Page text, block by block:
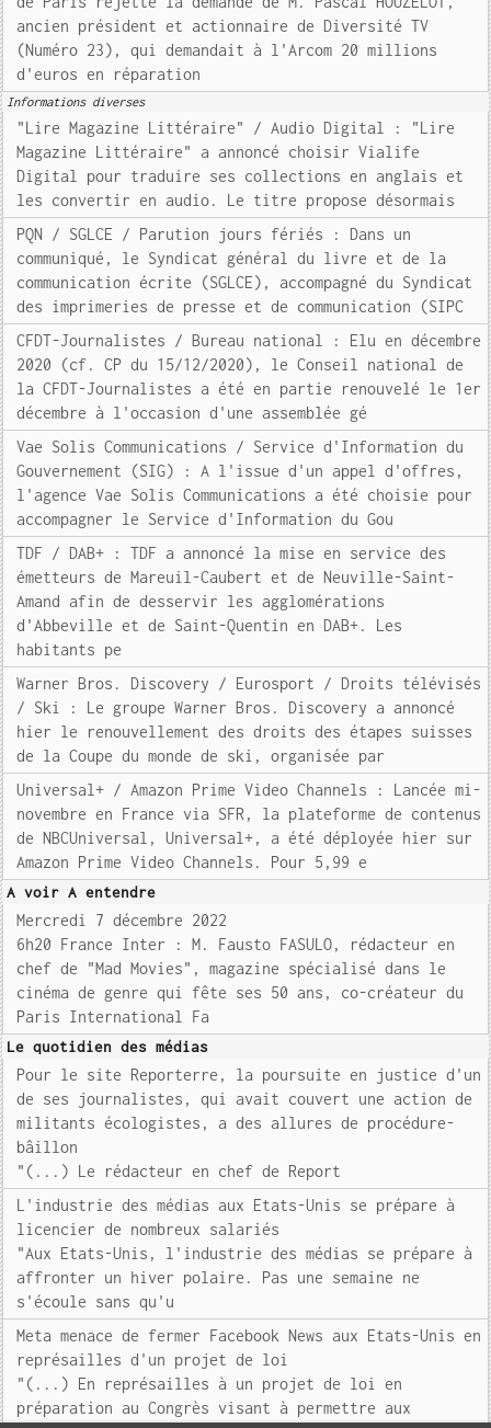
ancien président et actionnaire de Diversité TV
(Numéro 23), qui demandait à l'Arcom 20 millions
d'euros en réparation
Informations diverses
"Lire Magazine Littéraire" / Audio Digital : "Lire
Magazine Littéraire" a annoncé choisir Vialife
Digital pour traduire ses collections en anglais et
les convertir en audio. Le titre propose désormais
PQN / SGLCE / Parution jours fériés : Dans un
communiqué, le Syndicat général du livre et de la
communication écrite (SGLCE), accompagné du Syndicat
des imprimeries de presse et de communication (SIPC
CFDT-Journalistes / Bureau national : Elu en décembre
2020 (cf. CP du 15/12/2020), le Conseil national de
la CFDT-Journalistes a été en partie renouvelé le 1er
décembre à l'occasion d'une assemblée gé
Vae Solis Communications / Service d'Information du
Gouvernement (SIG) : A l'issue d'un appel d'offres,
l'agence Vae Solis Communications a été choisie pour
accompagner le Service d'Information du Gou
TDF / DAB+ : TDF a annoncé la mise en service des
émetteurs de Mareuil-Caubert et de Neuville-Saint-
Amand afin de desservir les agglomérations
d'Abbeville et de Saint-Quentin en DAB+. Les
habitants pe
Warner Bros. Discovery / Eurosport / Droits télévisés
/ Ski : Le groupe Warner Bros. Discovery a annoncé
hier le renouvellement des droits des étapes suisses
de la Coupe du monde de ski, organisée par
Universal+ / Amazon Prime Video Channels : Lancée mi-
novembre en France via SFR, la plateforme de contenus
de NBCUniversal, Universal+, a été déployée hier sur
Amazon Prime Video Channels. Pour 5,99 e
A voir A entendre
Mercredi 7 décembre 2022
6h20 France Inter : M. Fausto FASULO, rédacteur en
chef de "Mad Movies", magazine spécialisé dans le
cinéma de genre qui fête ses 50 ans, co-créateur du
Paris International Fa
Le quotidien des médias
Pour le site Reporterre, la poursuite en justice d'un
de ses journalistes, qui avait couvert une action de
militants écologistes, a des allures de procédure-
bâillon
"(...) Le rédacteur en chef de Report
L'industrie des médias aux Etats-Unis se prépare à
licencier de nombreux salariés
"Aux Etats-Unis, l'industrie des médias se prépare à
affronter un hiver polaire. Pas une semaine ne
s'écoule sans qu'u
Meta menace de fermer Facebook News aux Etats-Unis en
représailles d'un projet de loi
"(...) En représailles à un projet de loi en
préparation au Congrès visant à permettre aux